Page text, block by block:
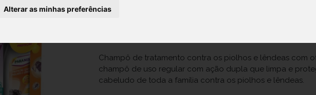
Alterar as minhas preferênciasPerrigo Portugal, Lda.
Champô de tratamento contra os piolhos e lêndeas com
champô de uso regular com ação dupla que limpa e
cabeludo de toda a família contra os piolhos e lêndeas.